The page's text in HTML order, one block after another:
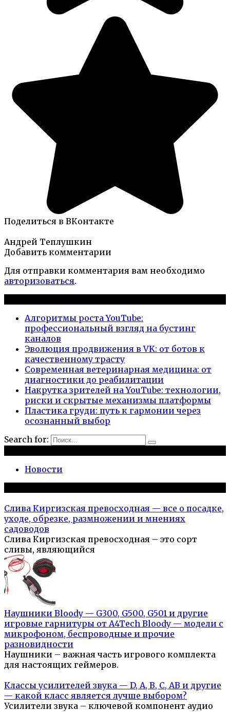
Поделиться в ВКонтакте
Андрей Теплушкин
Добавить комментарии
Для отправки комментария вам необходимо
авторизоваться.
Алгоритмы роста YouTube:
профессиональный взгляд на бустинг
каналов
Эволюция продвижения в VK: от ботов к
качественному трасту
Современная ветеринарная медицина: от
диагностики до реабилитации
Накрутка зрителей на YouTube: технологии,
риски и скрытые механизмы платформы
Пластика груди: путь к гармонии через
осознанный выбор
Search for:
Новости
Слива Киргизская превосходная — все о посадке,
уходе, обрезке, размножении и мнениях
садоводов
Слива Киргизская превосходная – это сорт
сливы, являющийся
Наушники Bloody — G300, G500, G501 и другие
игровые гарнитуры от A4Tech Bloody — модели с
микрофоном, беспроводные и прочие
разновидности
Наушники – важная часть игрового комплекта
для настоящих геймеров.
Классы усилителей звука — D, A, B, C, AB и другие
— какой класс является лучше выбором?
Усилители звука – ключевой компонент аудио